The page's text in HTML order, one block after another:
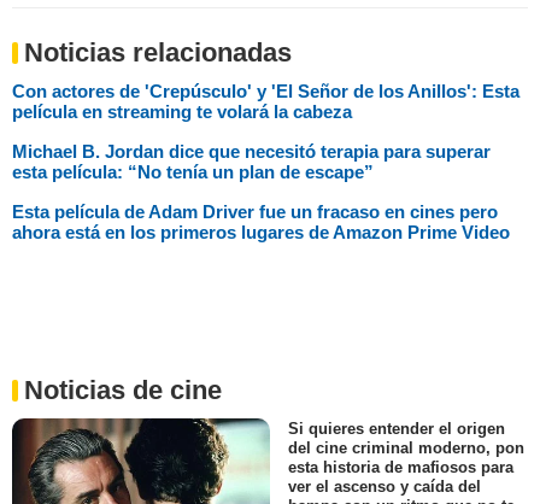
Noticias relacionadas
Con actores de 'Crepúsculo' y 'El Señor de los Anillos': Esta
película en streaming te volará la cabeza
Michael B. Jordan dice que necesitó terapia para superar
esta película: “No tenía un plan de escape”
Esta película de Adam Driver fue un fracaso en cines pero
ahora está en los primeros lugares de Amazon Prime Video
Noticias de cine
Si quieres entender el origen
del cine criminal moderno, pon
esta historia de mafiosos para
ver el ascenso y caída del